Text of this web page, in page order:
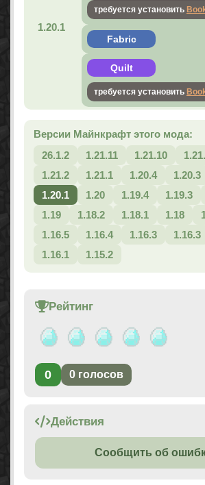
1.20.1
требуется установить
Fabric
Quilt
требуется установить
Версии Майнкрафт этого мода:
26.1.2
1.21.11 1.21.10
1.21.2
1.21.1 1.20.4 1.20.3
1.20.1
1.20 1.19.4 1.19.3
1.19
1.18.2 1.18.1 1.18
1.16.5
1.16.4 1.16.3 1.16.3
1.16.1
1.15.2
Рейтинг
0 0 голосов
Действия
Сообщить об